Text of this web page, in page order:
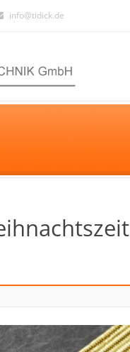
info@tidick.de